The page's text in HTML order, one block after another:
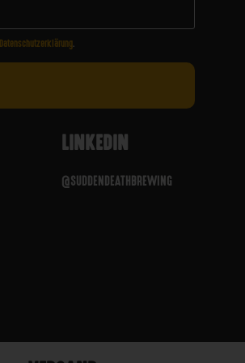
Datenschutzerklärung.
LINKEDIN
@SUDDENDEATHBREWING